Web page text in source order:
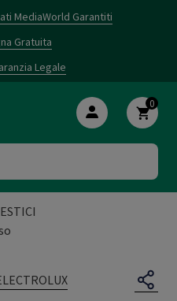
MediaWorld Garantiti
Gratuita
Legale
0